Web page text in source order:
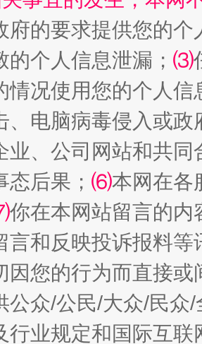
段成刚被判无期 从幼
划来了！等你上场
府的要求提供您的个
的个人信息泄漏； ⑶
情况使用您的个人
、电脑病毒侵入或
业、公司网站和共
后果； ⑹本网在各
你在本网站留言的内
言和反映投诉报料
因您的行为而直接
公众/公民/大众/民
行业规定和国际互